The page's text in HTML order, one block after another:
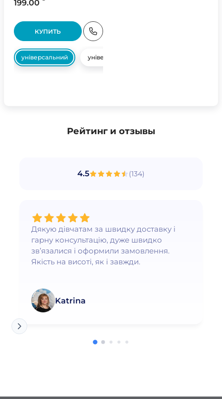
199.00
КУПИТЬ
універсальний універсальний
Рейтинг и отзывы
4.5 (134)
Дякую дівчатам за швидку доставку і
гарну консультацію, дуже швидко
зв’язалися і оформили замовлення.
Якість на висоті, як і завжди.
Katrina